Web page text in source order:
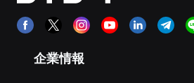
企業情報